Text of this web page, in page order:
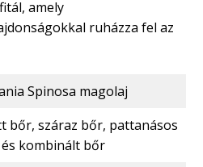
amely
ruházza fel az
Spinosa magolaj
bőr, száraz bőr, pattanásos
kombinált bőr